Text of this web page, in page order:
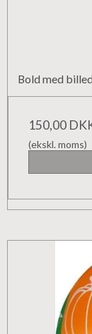
Bold med
150,00
(ekskl. moms)